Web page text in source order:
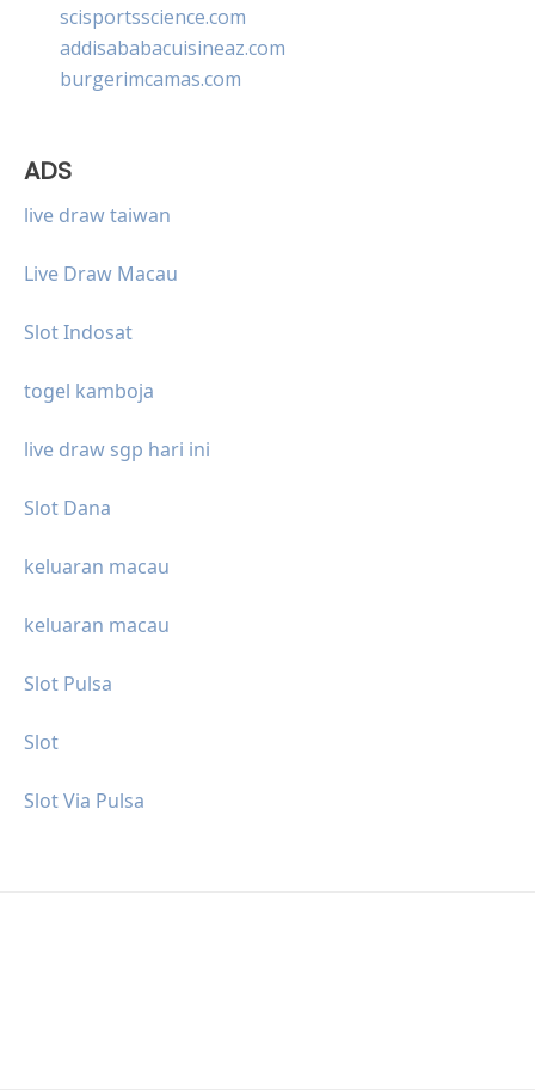
scisportsscience.com
addisababacuisineaz.com
burgerimcamas.com
ADS
live draw taiwan
Live Draw Macau
Slot Indosat
togel kamboja
live draw sgp hari ini
Slot Dana
keluaran macau
keluaran macau
Slot Pulsa
Slot
Slot Via Pulsa